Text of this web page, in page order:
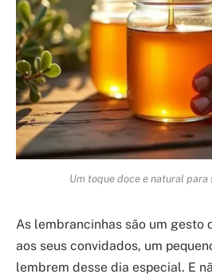
Um toque doce e natural para
As lembrancinhas são um gesto
aos seus convidados, um
lembrem desse dia especial. E